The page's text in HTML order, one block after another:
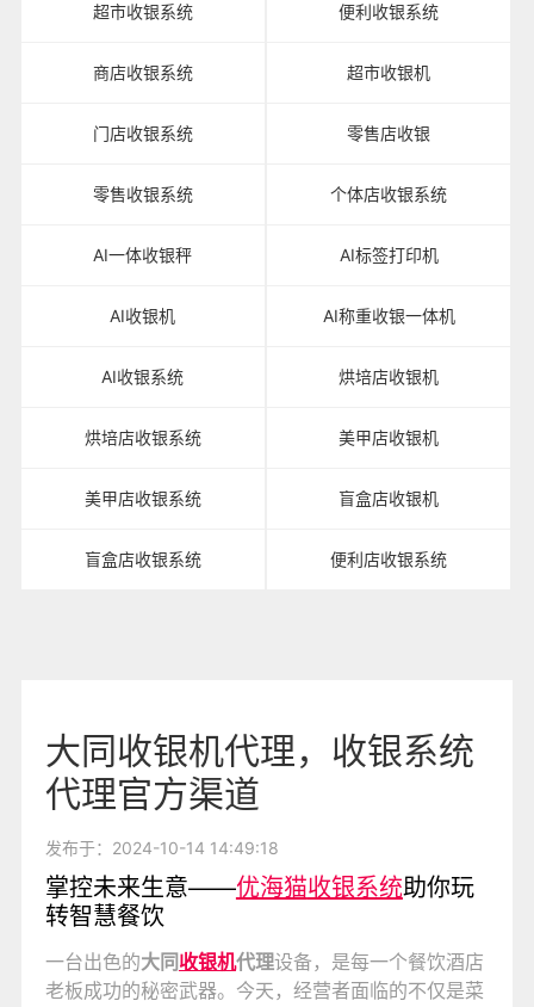
超市收银系统 便利收银系统
商店收银系统 超市收银机
门店收银系统 零售店收银
零售收银系统 个体店收银系统
AI一体收银秤 AI标签打印机
AI收银机 AI称重收银一体机
AI收银系统 烘培店收银机
烘培店收银系统 美甲店收银机
美甲店收银系统 盲盒店收银机
盲盒店收银系统 便利店收银系统
大同收银机代理，收银系统
代理官方渠道
发布于：2024-10-14 14:49:18
掌控未来生意——优海猫收银系统助你玩
转智慧餐饮
一台出色的大同收银机代理设备，是每一个餐饮酒店
老板成功的秘密武器。今天，经营者面临的不仅是菜